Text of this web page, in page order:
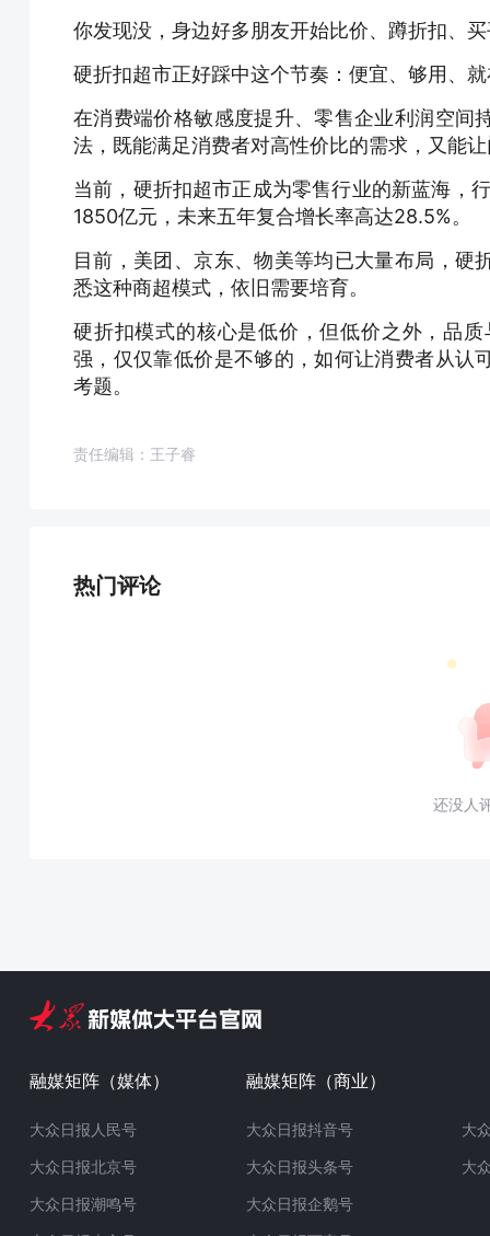
你发现没，身边好多朋友开始比价、蹲折扣、
硬折扣超市正好踩中这个节奏：便宜、够用、
在消费端价格敏感度提升、零售企业利润空间
法，既能满足消费者对高性价比的需求，又能
当前，硬折扣超市正成为零售行业的新蓝海，
1850亿元，未来五年复合增长率高达28.5%。
目前，美团、京东、物美等均已大量布局，硬
悉这种商超模式，依旧需要培育。
硬折扣模式的核心是低价，但低价之外，品
强，仅仅靠低价是不够的，如何让消费者从认
考题。
责任编辑：王子睿
热门评论
还没人
融媒矩阵（媒体）
大众日报人民号
大众日报北京号
大众日报潮鸣号
融媒矩阵（商业）
大众日报抖音号
大众日报头条号
大众日报企鹅号
大
大